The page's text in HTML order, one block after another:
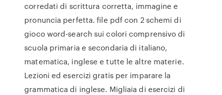
corredati di scrittura corretta, immagine e
pronuncia perfetta. file pdf con 2 schemi di
gioco word-search sui colori comprensivo di
scuola primaria e secondaria di italiano,
matematica, inglese e tutte le altre materie.
Lezioni ed esercizi gratis per imparare la
grammatica di inglese. Migliaia di esercizi di